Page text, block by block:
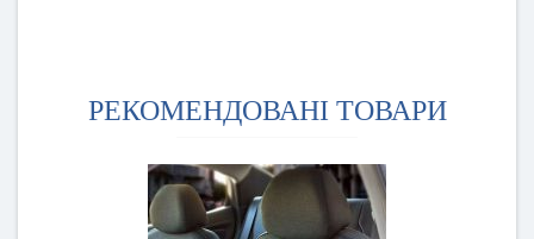
РЕКОМЕНДОВАНІ ТОВАРИ